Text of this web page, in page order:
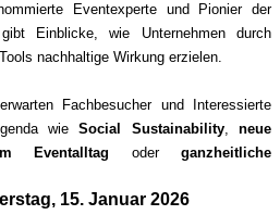
Eventexperte und Pionier der
Einblicke, wie Unternehmen durch
nachhaltige Wirkung erzielen.
Fachbesucher und Interessierte
wieSocial Sustainability, neue
Eventalltag oderganzheitliche
15. Januar 2026